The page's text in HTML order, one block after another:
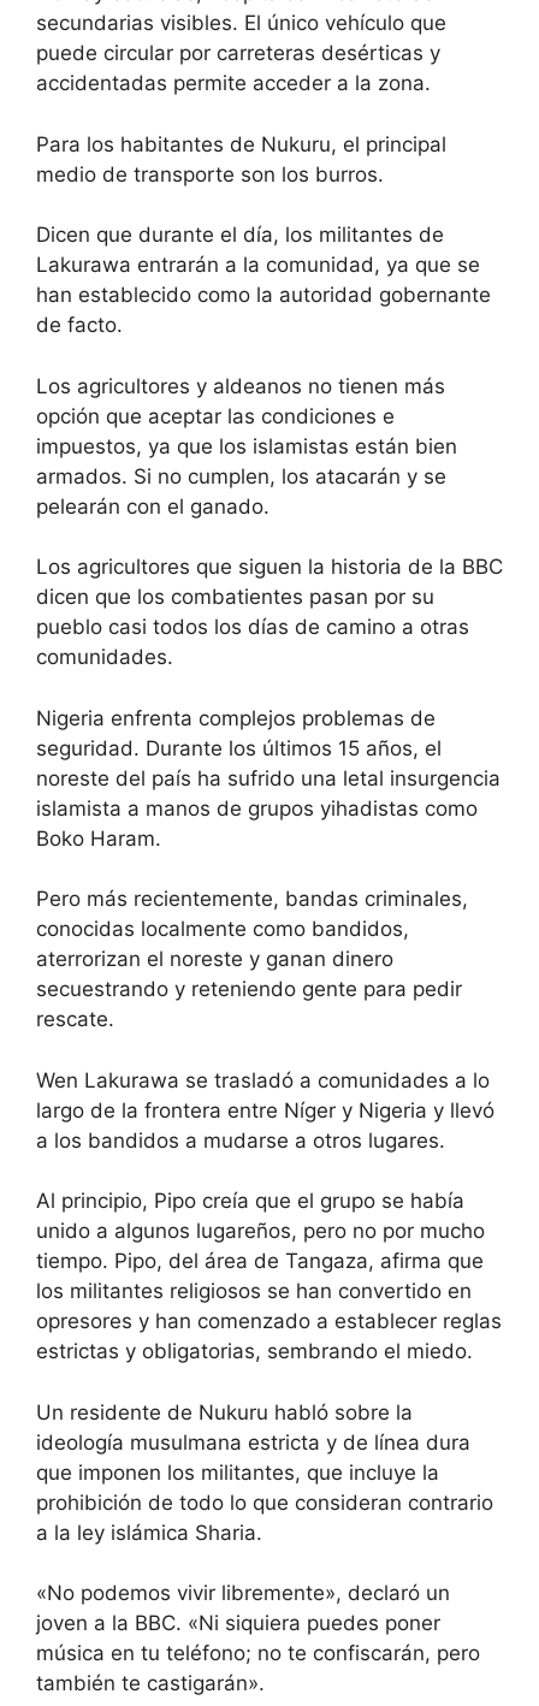
secundarias visibles. El único vehículo que
puede circular por carreteras desérticas y
accidentadas permite acceder a la zona.
Para los habitantes de Nukuru, el principal
medio de transporte son los burros.
Dicen que durante el día, los militantes de
Lakurawa entrarán a la comunidad, ya que se
han establecido como la autoridad gobernante
de facto.
Los agricultores y aldeanos no tienen más
opción que aceptar las condiciones e
impuestos, ya que los islamistas están bien
armados. Si no cumplen, los atacarán y se
pelearán con el ganado.
Los agricultores que siguen la historia de la BBC
dicen que los combatientes pasan por su
pueblo casi todos los días de camino a otras
comunidades.
Nigeria enfrenta complejos problemas de
seguridad. Durante los últimos 15 años, el
noreste del país ha sufrido una letal insurgencia
islamista a manos de grupos yihadistas como
Boko Haram.
Pero más recientemente, bandas criminales,
conocidas localmente como bandidos,
aterrorizan el noreste y ganan dinero
secuestrando y reteniendo gente para pedir
rescate.
Wen Lakurawa se trasladó a comunidades a lo
largo de la frontera entre Níger y Nigeria y llevó
a los bandidos a mudarse a otros lugares.
Al principio, Pipo creía que el grupo se había
unido a algunos lugareños, pero no por mucho
tiempo. Pipo, del área de Tangaza, afirma que
los militantes religiosos se han convertido en
opresores y han comenzado a establecer reglas
estrictas y obligatorias, sembrando el miedo.
Un residente de Nukuru habló sobre la
ideología musulmana estricta y de línea dura
que imponen los militantes, que incluye la
prohibición de todo lo que consideran contrario
a la ley islámica Sharia.
«No podemos vivir libremente», declaró un
joven a la BBC. «Ni siquiera puedes poner
música en tu teléfono; no te confiscarán, pero
también te castigarán».